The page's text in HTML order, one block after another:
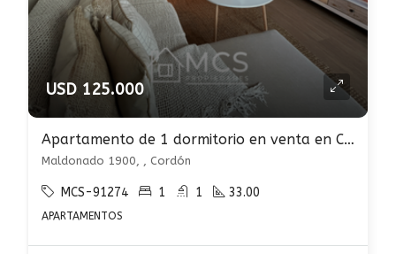
USD 125.000
Apartamento de 1 dormitorio en venta en Cordón Sur con renta
Maldonado 1900, , Cordón
MCS-91274 1 1 33.00
APARTAMENTOS